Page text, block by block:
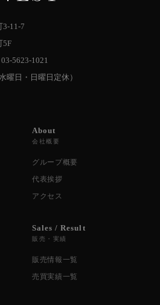
3-11-7
5F
5623-1021
曜日・日曜日定休）
About
会社概要
グループ概要
代表挨拶
アクセス
Sales / Result
販売・実績
販売情報一覧
売買実績一覧